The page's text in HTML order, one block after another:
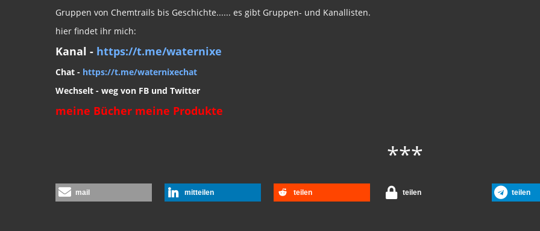
Gruppen von Chemtrails bis Geschichte...... es gibt Gruppen- und Kanallisten.
hier findet ihr mich:
Kanal - https://t.me/waternixe
Chat - https://t.me/waternixechat
Wechselt - weg von FB und Twitter
meine Bücher meine Produkte
***
mail mitteilen teilen teilen teilen